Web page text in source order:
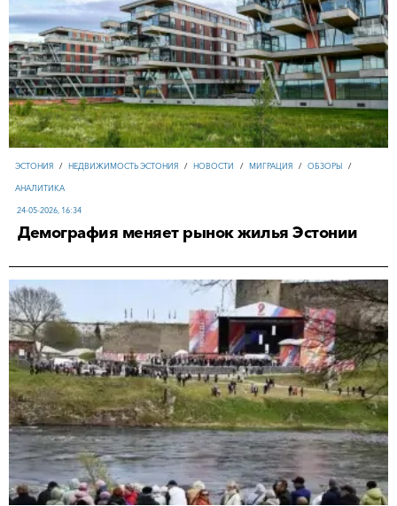
ЭСТОНИЯ / НЕДВИЖИМОСТЬ ЭСТОНИЯ / НОВОСТИ / МИГРАЦИЯ / ОБЗОРЫ /
АНАЛИТИКА
24-05-2026, 16:34
Демография меняет рынок жилья Эстонии